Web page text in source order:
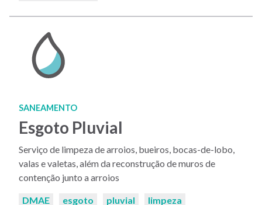
SANEAMENTO
Esgoto Pluvial
Serviço de limpeza de arroios, bueiros, bocas-de-lobo,
valas e valetas, além da reconstrução de muros de
contenção junto a arroios
Palavras-
DMAE esgoto pluvial
limpeza